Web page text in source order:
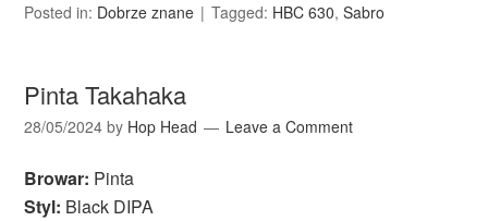
Posted in: Dobrze znane Tagged: HBC 630,Sabro
Pinta Takahaka
28/05/2024 by Hop Head Leave a Comment
Browar: Pinta
Styl: Black DIPA